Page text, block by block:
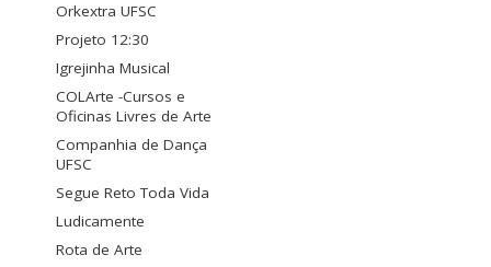
Orkextra UFSC
Projeto 12:30
Igrejinha Musical
COLArte -Cursos e
Oficinas Livres de Arte
Companhia de Dança
UFSC
Segue Reto Toda Vida
Ludicamente
Rota de Arte